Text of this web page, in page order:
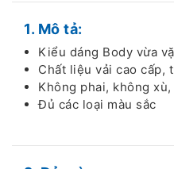
1. Mô tả:
Kiểu dáng Body vừa
Chất liệu vải cao cấp,
Không phai, không
Đủ các loại màu sắc